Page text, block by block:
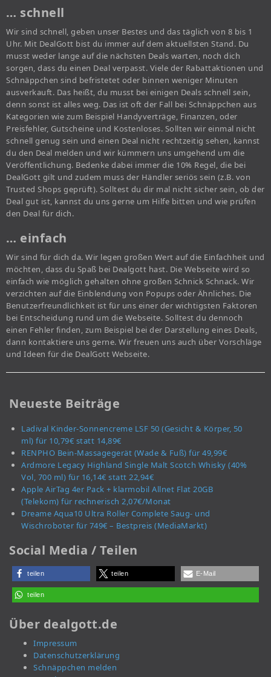
… schnell
Wir sind schnell, geben unser Bestes und das täglich von 8 bis 1
Uhr. Mit DealGott bist du immer auf dem aktuellsten Stand. Du
musst weder lange auf die nächsten Deals warten, noch dich
sorgen, dass du einen Deal verpasst. Viele der Rabattaktionen und
Schnäppchen sind befristetet oder binnen weniger Minuten
ausverkauft. Das heißt, du musst bei einigen Deals schnell sein,
denn sonst ist alles weg. Das ist oft der Fall bei Schnäppchen aus
Kategorien wie zum Beispiel Handyverträge, Finanzen, oder
Preisfehler, Gutscheine und Kostenloses. Sollten wir einmal nicht
schnell genug sein und einen Deal nicht rechtzeitig sehen, kannst
du den Deal melden und wir kümmern uns umgehend um die
Veröffentlichung. Bedenke dabei immer die 10% Regel, die bei
DealGott gilt und zudem muss der Händler seriös sein (z.B. von
Trusted Shops geprüft). Solltest du dir mal nicht sicher sein, ob der
Deal gut ist, kannst du uns gerne um Hilfe bitten und wie prüfen
den Deal für dich.
… einfach
Wir sind für dich da. Wir legen großen Wert auf die Einfachheit und
möchten, dass du Spaß bei Dealgott hast. Die Webseite wird so
einfach wie möglich gehalten ohne großen Schnick Schnack. Wir
verzichten auf die Einblendung von Popups oder Ähnliches. Die
Benutzerfreundlichkeit ist für uns einer der wichtigsten Faktoren
bei Entscheidung rund um die Webseite. Solltest du dennoch
einen Fehler finden, zum Beispiel bei der Darstellung eines Deals,
dann kontaktiere uns gerne. Wir freuen uns auch über Vorschläge
und Ideen für die DealGott Webseite.
Neueste Beiträge
Ladival Kinder-Sonnencreme LSF 50 (Gesicht & Körper, 50
ml) für 10,79€ statt 14,89€
RENPHO Bein-Massagegerät (Wade & Fuß) für 49,99€
Ardmore Legacy Highland Single Malt Scotch Whisky (40%
Vol, 700 ml) für 16,14€ statt 22,94€
Apple AirTag 4er Pack + klarmobil Allnet Flat 20GB
(Telekom) für rechnerisch 2,07€/Monat
Dreame Aqua10 Ultra Roller Complete Saug- und
Wischroboter für 749€ – Bestpreis (MediaMarkt)
Social Media / Teilen
teilen teilen E-Mail
teilen
Über dealgott.de
Impressum
Datenschutzerklärung
Schnäppchen melden